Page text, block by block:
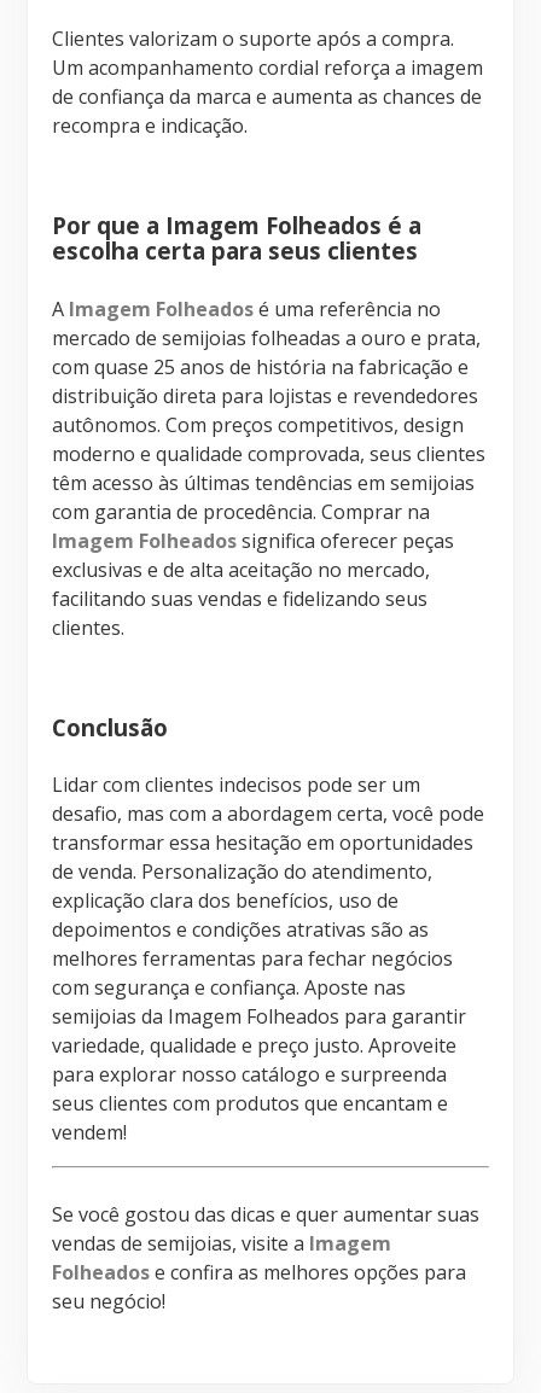
Clientes valorizam o suporte após a compra.
Um acompanhamento cordial reforça a imagem
de confiança da marca e aumenta as chances de
recompra e indicação.
Por que a Imagem Folheados é a
escolha certa para seus clientes
A Imagem Folheadosé uma referência no
mercado de semijoias folheadas a ouro e prata,
com quase 25 anos de história na fabricação e
distribuição direta para lojistas e revendedores
autônomos. Com preços competitivos, design
moderno e qualidade comprovada, seus clientes
têm acesso às últimas tendências em semijoias
com garantia de procedência. Comprar na
Imagem Folheadossignifica oferecer peças
exclusivas e de alta aceitação no mercado,
facilitando suas vendas e fidelizando seus
clientes.
Conclusão
Lidar com clientes indecisos pode ser um
desafio, mas com a abordagem certa, você pode
transformar essa hesitação em oportunidades
de venda. Personalização do atendimento,
explicação clara dos benefícios, uso de
depoimentos e condições atrativas são as
melhores ferramentas para fechar negócios
com segurança e confiança. Aposte nas
semijoias da Imagem Folheados para garantir
variedade, qualidade e preço justo. Aproveite
para explorar nosso catálogo e surpreenda
seus clientes com produtos que encantam e
vendem!
Se você gostou das dicas e quer aumentar suas
vendas de semijoias, visite a Imagem
Folheadose confira as melhores opções para
seu negócio!